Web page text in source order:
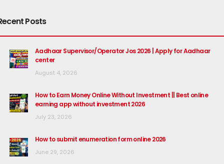
Posts
Aadhaar Supervisor/Operator Jos 2026 | Apply for Aadhaar
center
August 4, 2026
How to Earn Money Online Without Investment || Best online
earning app without investment 2026
July 23, 2026
How to submit enumeration form online 2026
June 29, 2026